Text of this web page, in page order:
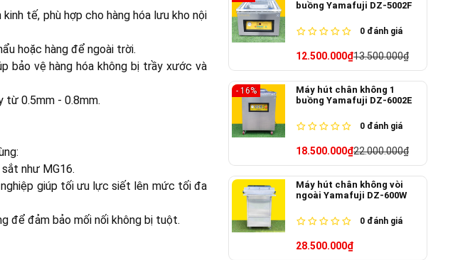
tế, phù hợp cho hàng hóa lưu kho nội
hoặc hàng để ngoài trời.
bảo vệ hàng hóa không bị trầy xước và
từ 0.5mm - 0.8mm.
như MG16.
nghiệp giúp tối ưu lực siết lên mức tối đa
để đảm bảo mối nối không bị tuột.
buồng Yamafuji DZ-5002F
0 đánh giá
12.500.000₫13.500.000₫
- 16%
Máy hút chân không 1
buồng Yamafuji DZ-6002E
0 đánh giá
18.500.000₫22.000.000₫
Máy hút chân không vòi
ngoài Yamafuji DZ-600W
0 đánh giá
28.500.000₫